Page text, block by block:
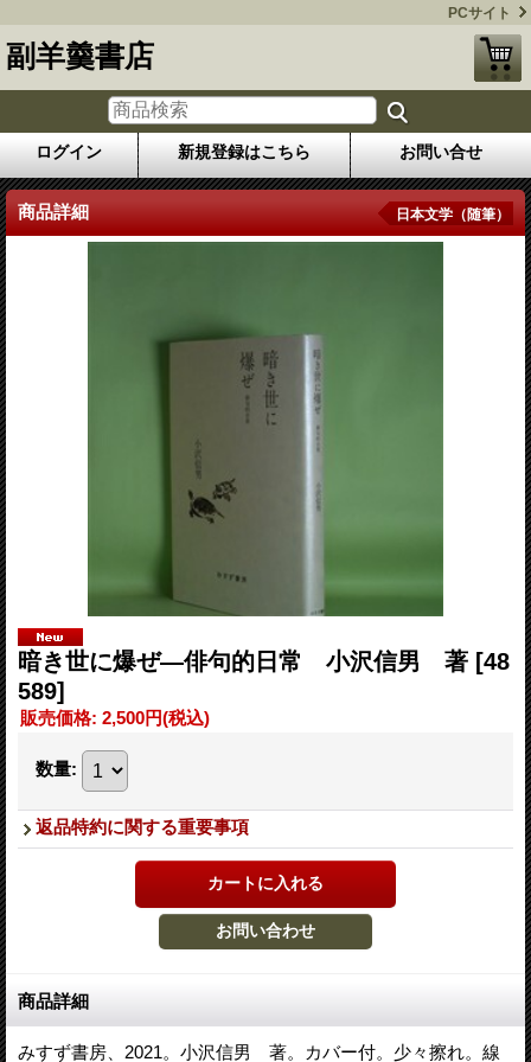
PCサイト
副羊羹書店
ログイン 新規登録はこちら お問い合せ
商品詳細 日本文学（随筆）
暗き世に爆ぜ―俳句的日常 小沢信男 著 [48
589]
販売価格: 2,500円(税込)
数量:
返品特約に関する重要事項
商品詳細
みすず書房、2021。小沢信男 著。カバー付。少々擦れ。線